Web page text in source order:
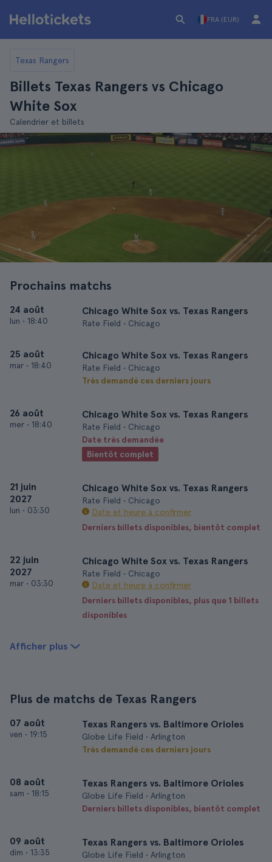
FRA (EUR)
Texas Rangers
Billets Texas Rangers vs Chicago
White Sox
Calendrier et billets
Prochains matchs
24 août
lun • 18:40
Chicago White Sox vs. Texas Rangers
Rate Field • Chicago
25 août
mar • 18:40
Chicago White Sox vs. Texas Rangers
Rate Field • Chicago
Très demandé ces derniers jours
26 août
mer • 18:40
Chicago White Sox vs. Texas Rangers
Rate Field • Chicago
Date très demandée
Bientôt complet
21 juin
2027
lun • 03:30
Chicago White Sox vs. Texas Rangers
Rate Field • Chicago
Date et heure à confirmer
Derniers billets disponibles, bientôt complet
22 juin
2027
mar • 03:30
Chicago White Sox vs. Texas Rangers
Rate Field • Chicago
Date et heure à confirmer
Derniers billets disponibles, plus que 1 billets
disponibles
Afficher plus
Plus de matchs de Texas Rangers
07 août
ven • 19:15
Texas Rangers vs. Baltimore Orioles
Globe Life Field • Arlington
Très demandé ces derniers jours
08 août
sam • 18:15
Texas Rangers vs. Baltimore Orioles
Globe Life Field • Arlington
Derniers billets disponibles, bientôt complet
09 août
dim • 13:35
Texas Rangers vs. Baltimore Orioles
Globe Life Field • Arlington